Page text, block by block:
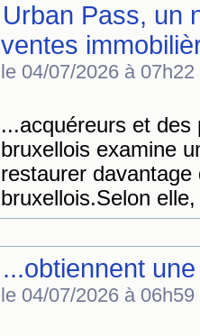
Urban Pass, un
ventes
le 04/07/2026 à 07h22
...acquéreurs et des
bruxellois examine
restaurer
bruxellois.Selon
...obtiennent
le 04/07/2026 à 06h59